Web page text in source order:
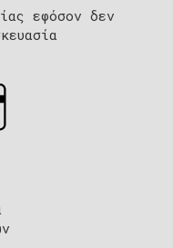
εφόσον δεν